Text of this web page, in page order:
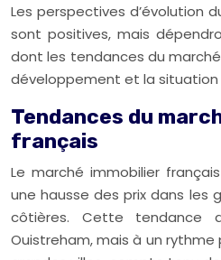
Les perspectives d’évolution
sont positives, mais
dont les tendances du
développement et la
Tendances du
français
Le marché immobilier
une hausse des prix dans les
côtières. Cette tendance
Ouistreham, mais à un